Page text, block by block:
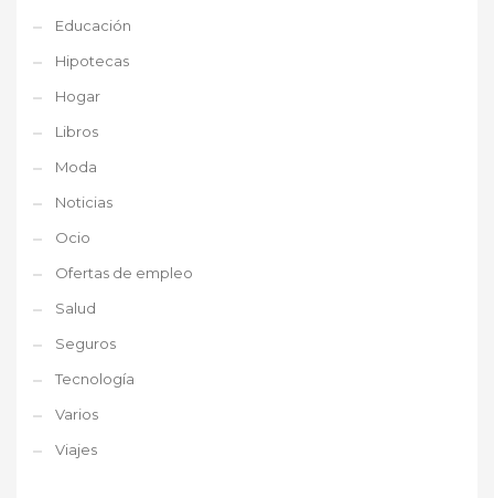
Educación
Hipotecas
Hogar
Libros
Moda
Noticias
Ocio
Ofertas de empleo
Salud
Seguros
Tecnología
Varios
Viajes